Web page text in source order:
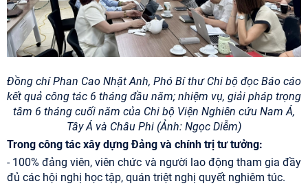
Đồng chí Phan Cao Nhật Anh, Phó Bí thư Chi bộ đọc Báo cáo
kết quả công tác 6 tháng đầu năm; nhiệm vụ, giải pháp trọng
tâm 6 tháng cuối năm của Chi bộ Viện Nghiên cứu Nam Á,
Tây Á và Châu Phi (Ảnh: Ngọc Diễm)
Trong công tác xây dựng Đảng và chính trị tư tưởng:
- 100% đảng viên, viên chức và người lao động tham gia đầy
đủ các hội nghị học tập, quán triệt nghị quyết nghiêm túc.